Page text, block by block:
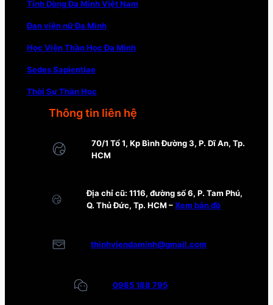
Tỉnh Dòng Đa Minh Việt Nam
Đan viện nữ Đa Minh
Học Viện Thần Học Đa Minh
Sedes Sapientiae
Thời Sự Thần Học
Thông tin liên hệ
70/1 Tổ 1, Kp Bình Đường 3, P. Dĩ An, Tp.
HCM
Địa chỉ cũ: 1116, đường số 6, P. Tam Phú,
Q. Thủ Đức, Tp. HCM –Xem bản đồ
thinhviendaminh@gmail.com
0985 188 795